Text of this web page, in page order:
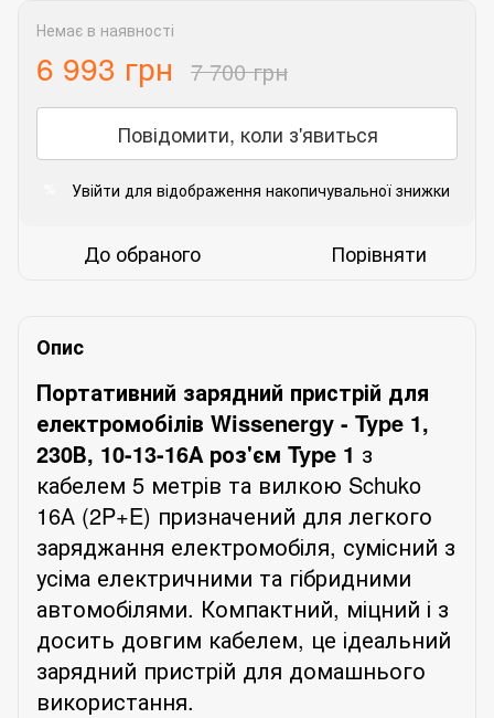
Немає в наявності
6 993 грн 7 700 грн
Повідомити, коли з'явиться
Увійти для відображення накопичувальної знижки
До обраного Порівняти
Опис
Портативний зарядний пристрій для
електромобілів Wissenergy - Type 1,
230В, 10-13-16А роз'єм Type 1 з
кабелем 5 метрів та вилкою Schuko
16А (2P+E) призначений для легкого
заряджання електромобіля, сумісний з
усіма електричними та гібридними
автомобілями. Компактний, міцний і з
досить довгим кабелем, це ідеальний
зарядний пристрій для домашнього
використання.